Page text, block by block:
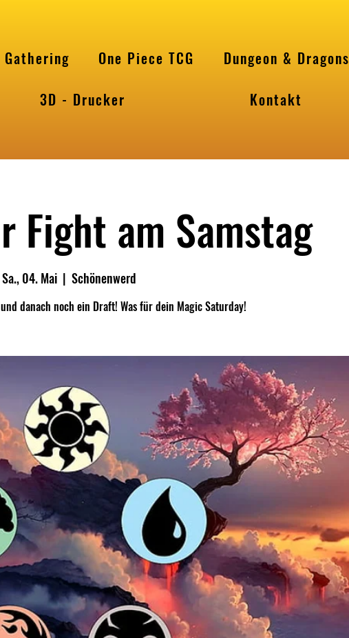
One Piece TCG
Dungeon & Dragons
3D - Drucker Kontakt
Fight am Samstag
Sa., 04. Mai
  |
Schönenwerd
danach noch ein Draft! Was für dein Magic Saturday!